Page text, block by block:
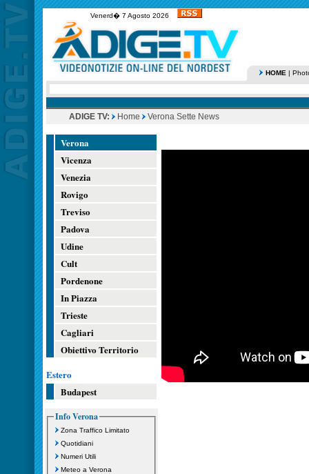
Venerd� 7 Agosto 2026
HOME |
ADIGE TV: Home Verona Sette News
Verona
Vicenza
Venezia
Rovigo
Treviso
Padova
Udine
Cult
Pordenone
In Piazza
Trieste
Cagliari
Obiettivo Territorio
Estero
Budapest
Info Verona
Zona Traffico Limitato
Quotidiani
Numeri Utili
Meteo a Verona